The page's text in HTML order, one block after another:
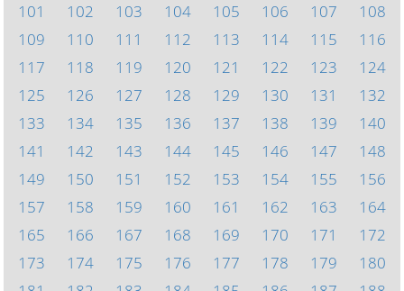
101
102 103 104 105 106 107
108
109
110 111 112 113 114 115
116
117
118 119 120 121 122 123
124
125
126 127 128 129 130 131
132
133
134 135 136 137 138 139
140
141
142 143 144 145 146 147
148
149
150 151 152 153 154 155
156
157
158 159 160 161 162 163
164
165
166 167 168 169 170 171
172
173
174 175 176 177 178 179
180